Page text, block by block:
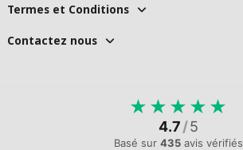
Termes et Conditions
Contactez nous
★ ★ ★ ★ ★
4.7/5
Basé sur 435 avis vérifiés